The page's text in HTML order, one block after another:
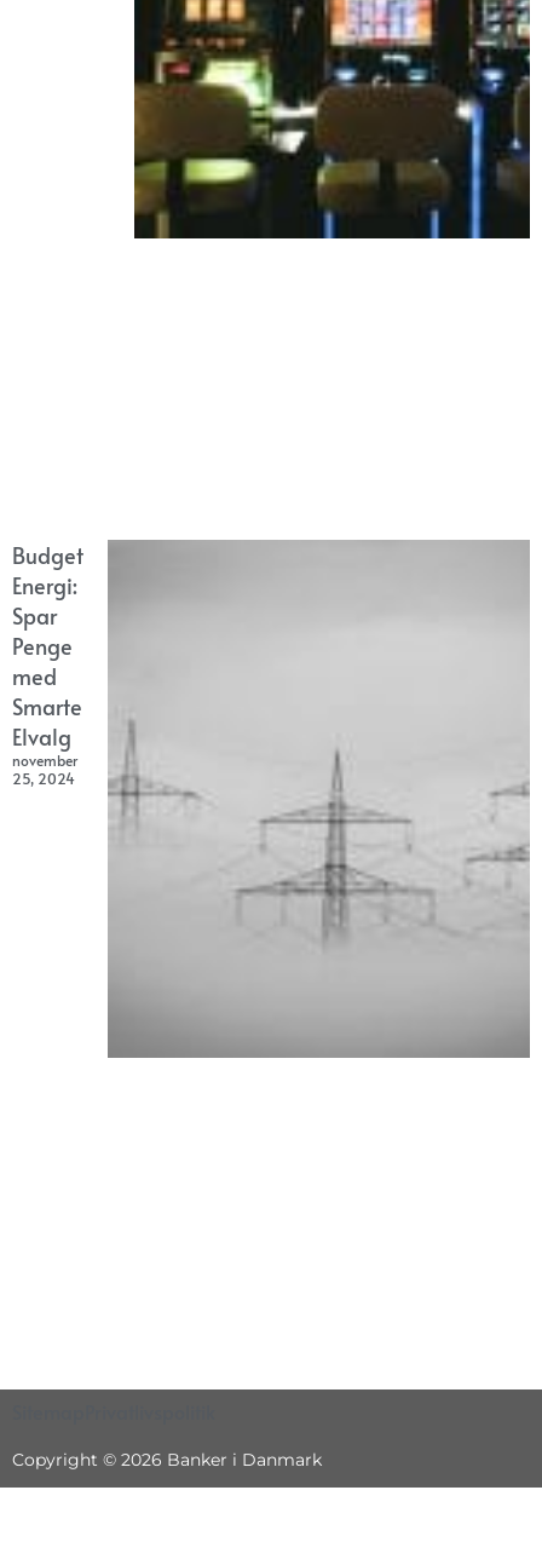
Budget
Energi:
Spar
Penge
med
Smarte
Elvalg
november
25, 2024
Copyright © 2026 Banker i Danmark